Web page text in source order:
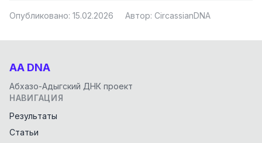
Опубликовано: 15.02.2026 Автор: CircassianDNA
AA DNA
Абхазо-Адыгский ДНК проект
НАВИГАЦИЯ
Результаты
Статьи